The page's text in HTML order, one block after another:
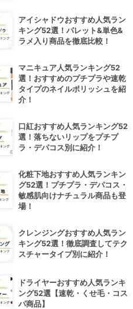
アイシャドウおすすめ人気ラン
キング52選！パレット&単色&
ラメ入り商品を徹底比較！
マニキュア人気ランキング52
選！おすすめのプチプラや速乾
タイプのネイルポリッシュを紹
介！
口紅おすすめ人気ランキング52
選！落ちないリップをプチプ
ラ・デパコス別に紹介！
化粧下地おすすめ人気ランキン
グ52選！プチプラ・デパコス・
敏感肌向けナチュラル商品も登
場！
クレンジングおすすめ人気ラン
キング52選！徹底調査してテク
スチャータイプ別に紹介！
ドライヤーおすすめ人気ランキ
ング52選【速乾・くせ毛・コス
パ商品】